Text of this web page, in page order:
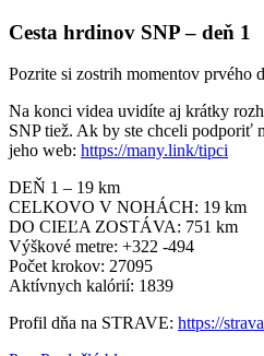
Cesta hrdinov SNP – deň 1
Pozrite si zostrih momentov prvého
Na konci videa uvidíte aj krátky
SNP tiež. Ak by ste chceli podporiť
jeho web: https://many.link/tipci
DEŇ 1 – 19 km
CELKOVO V NOHÁCH: 19 km
DO CIEĽA ZOSTÁVA: 751 km
Výškové metre: +322 -494
Počet krokov: 27095
Aktívnych kalórií: 1839
Profil dňa na STRAVE: https://